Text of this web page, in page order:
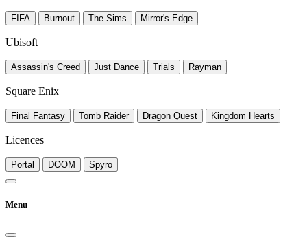
FIFA Burnout The Sims Mirror's Edge
Ubisoft
Assassin's Creed Just Dance Trials Rayman
Square Enix
Final Fantasy Tomb Raider Dragon Quest Kingdom Hearts
Licences
Portal DOOM Spyro
Menu